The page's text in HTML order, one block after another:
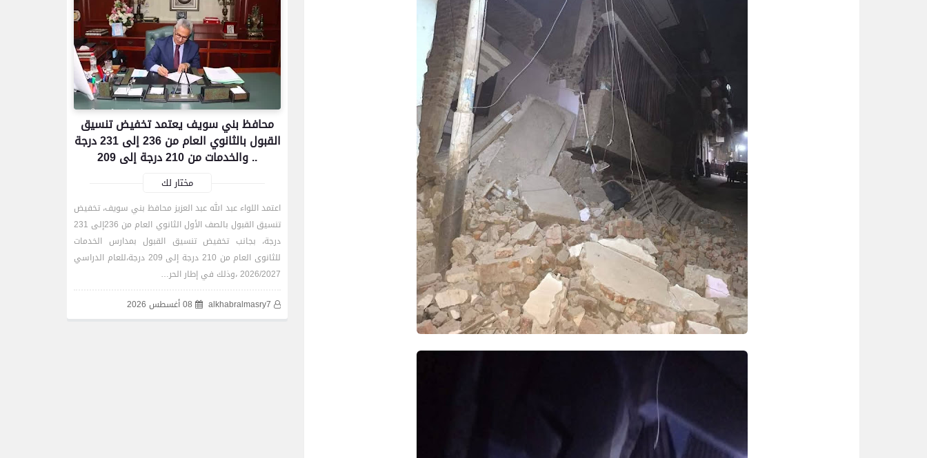
محافظ بني سويف يعتمد تخفيض تنسيق
القبول بالثانوي العام من 236 إلى 231 درجة
.. والخدمات من 210 درجة إلى 209
مختار لك
اعتمد اللواء عبد الله عبد العزيز محافظ بني سويف، تخفيض
تنسيق القبول بالصف الأول الثانوي العام من 236إلى 231
درجة، بجانب تخفيض تنسيق القبول بمدارس الخدمات
للثانوى العام من 210 درجة إلى 209 درجة،للعام الدراسي
2026/2027 ،وذلك في إطار الحر…
alkhabralmasry7
08 أغسطس 2026